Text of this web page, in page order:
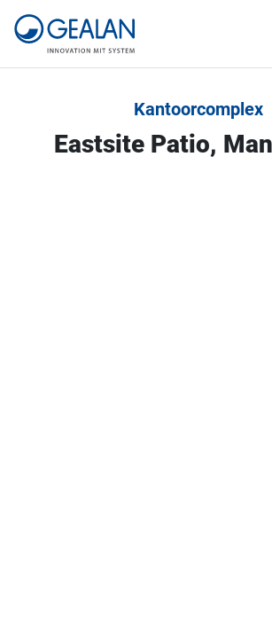
Kantoorcomplex
Eastsite Patio,